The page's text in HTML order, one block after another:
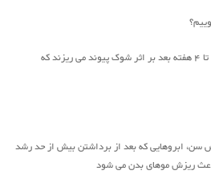
بیشتر ابروهای کاشته شده طی 2 تا 4 هفته بعد بر اثر شوک پیوند می ریزند که
سن، ابروهایی که بعد از برداشتن بیش از حد رشد
ریزش موهای بدن می شود